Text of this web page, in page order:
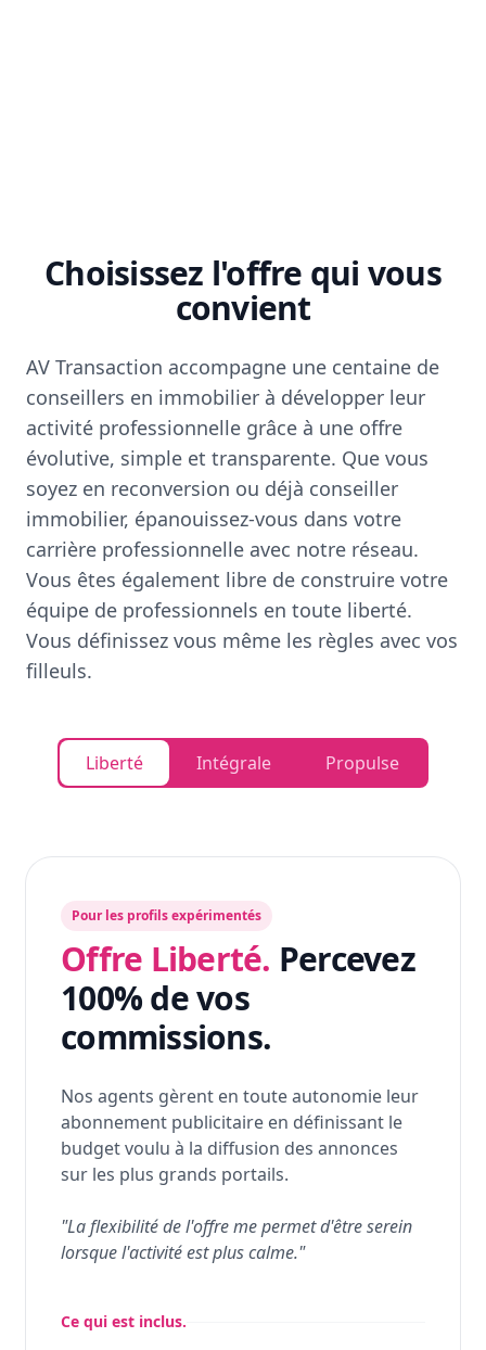
Choisissez l'offre qui vous
convient
AV Transaction accompagne une centaine de
conseillers en immobilier à développer leur
activité professionnelle grâce à une offre
évolutive, simple et transparente. Que vous
soyez en reconversion ou déjà conseiller
immobilier, épanouissez-vous dans votre
carrière professionnelle avec notre réseau.
Vous êtes également libre de construire votre
équipe de professionnels en toute liberté.
Vous définissez vous même les règles avec vos
filleuls.
Liberté Intégrale Propulse
Pour les profils expérimentés
Offre Liberté. Percevez
100% de vos
commissions.
Nos agents gèrent en toute autonomie leur
abonnement publicitaire en définissant le
budget voulu à la diffusion des annonces
sur les plus grands portails.
"La flexibilité de l'offre me permet d'être serein
lorsque l'activité est plus calme."
Ce qui est inclus.